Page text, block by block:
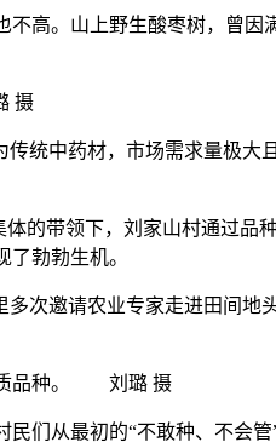
。山上野生酸枣树，曾因
摄
中药材，市场需求量极大
带领下，刘家山村通过品
勃勃生机。
邀请农业专家走进田间地
质品种。 刘璐 摄
从最初的“不敢种、不会管